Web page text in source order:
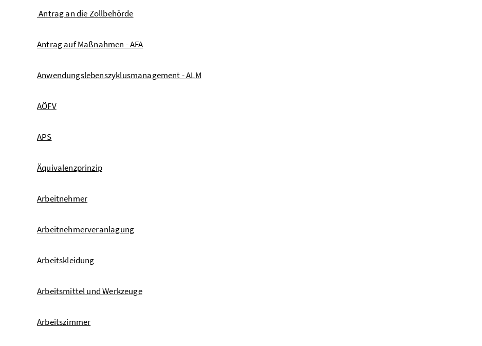
Antrag an die Zollbehörde
Antrag auf Maßnahmen - AFA
Anwendungslebenszyklusmanagement - ALM
AÖFV
APS
Äquivalenzprinzip
Arbeitnehmer
Arbeitnehmerveranlagung
Arbeitskleidung
Arbeitsmittel und Werkzeuge
Arbeitszimmer